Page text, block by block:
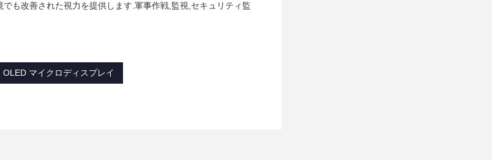
も改善された視力を提供します.軍事作戦,監視,セキュリティ監
OLED マイクロディスプレイ